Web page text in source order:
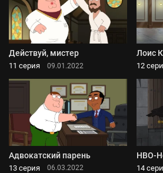
Действуй, мистер
11 серия 09.01.2022
Лоис
12
Адвокатский парень
13 серия 06.03.2022
HBO-
14